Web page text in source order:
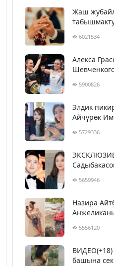
Жаш
6021534
Алекса
5900826
Элдик
Айчүрөк
5729336
5659946
Назира
5556120
башына